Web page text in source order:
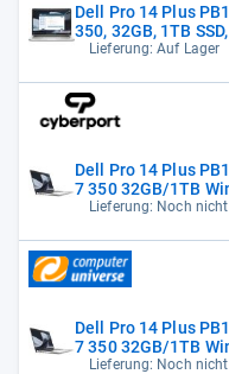
Dell Pro 14 Plus
350, 32GB, 1TB
Lieferung: Auf Lager
Dell Pro 14 Plus
7 350 32GB/1TB
Lieferung: Noch
Dell Pro 14 Plus
7 350 32GB/1TB
Lieferung: Noch